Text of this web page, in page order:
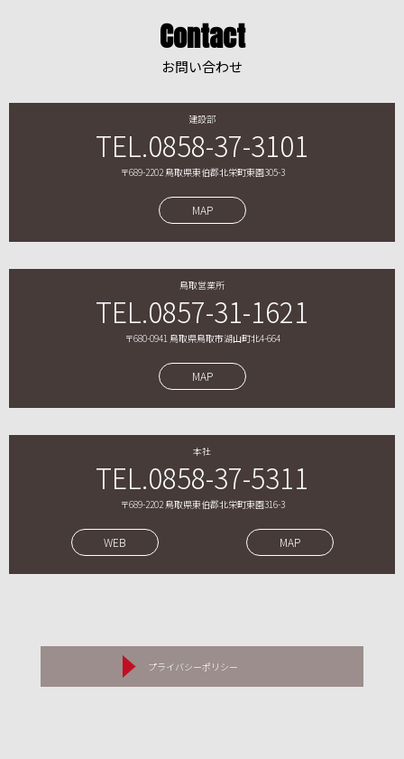
Contact
お問い合わせ
建設部
TEL.0858-37-3101
〒689-2202 鳥取県東伯郡北栄町東園305-3
MAP
鳥取営業所
TEL.0857-31-1621
〒680-0941 鳥取県鳥取市湖山町北4-664
MAP
本社
TEL.0858-37-5311
〒689-2202 鳥取県東伯郡北栄町東園316-3
WEB MAP
プライバシーポリシー